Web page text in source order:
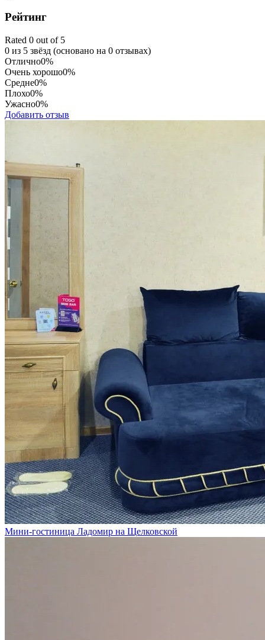
Рейтинг
Rated 0 out of 5
0 из 5 звёзд (основано на 0 отзывах)
Отлично0%
Очень хорошо0%
Средне0%
Плохо0%
Ужасно0%
Добавить отзыв
Мини-гостиница Ладомир на Щелковской